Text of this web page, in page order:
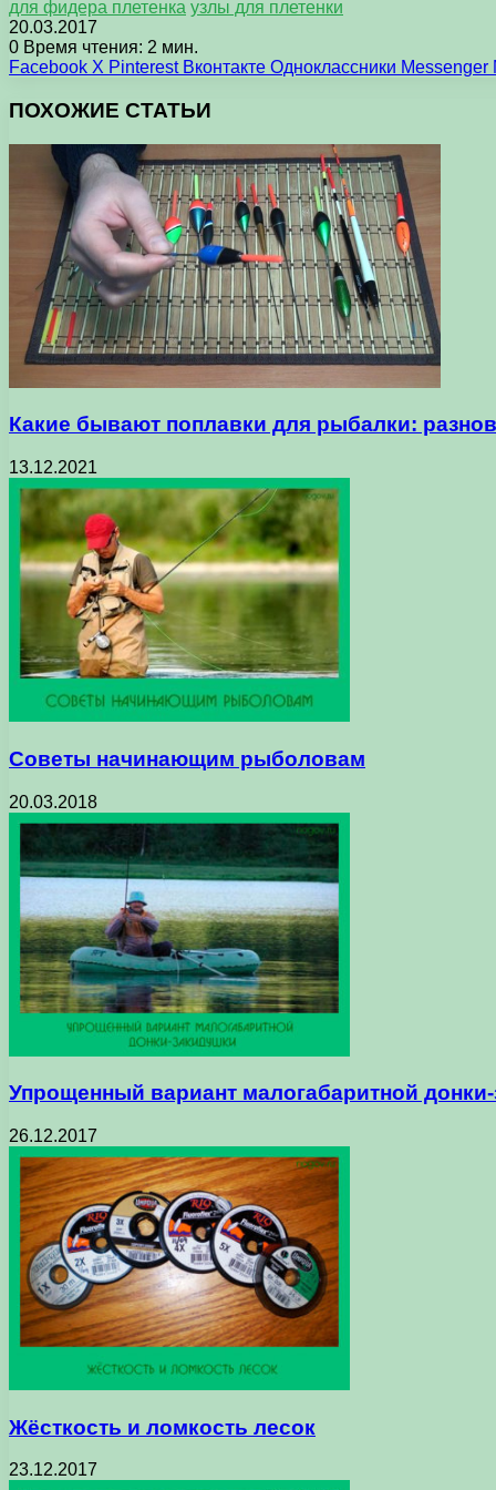
для фидера плетенка узлы для плетенки
20.03.2017
0 Время чтения: 2 мин.
Facebook X Pinterest Вконтакте Одноклассники Messenger
ПОХОЖИЕ СТАТЬИ
Какие бывают поплавки для рыбалки:
13.12.2021
Советы начинающим рыболовам
20.03.2018
Упрощенный вариант малогабаритной
26.12.2017
Жёсткость и ломкость лесок
23.12.2017